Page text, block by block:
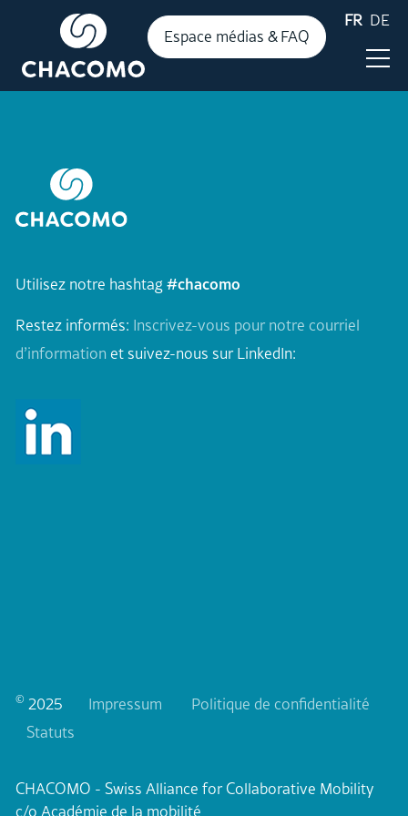
Espace médias & FAQ
FR DE
Faits & Chiffres
Evénements
Utilisez notre hashtag #chacomo
Restez informés: Inscrivez-vous pour notre courriel
d’information et suivez-nous sur LinkedIn:
© 2025 Impressum
Politique de confidentialité
Statuts
CHACOMO - Swiss Alliance for Collaborative Mobility
c/o Académie de la mobilité